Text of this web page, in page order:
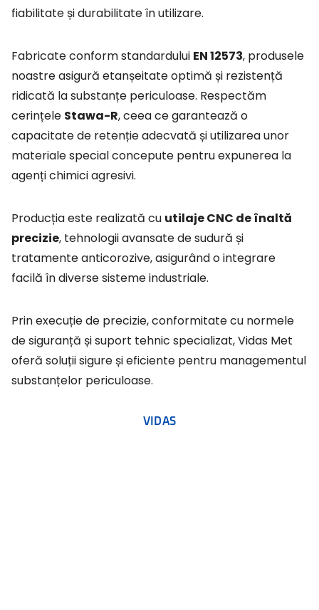
fiabilitate și durabilitate în utilizare.
Fabricate conform standardului EN 12573, produsele
noastre asigură etanșeitate optimă și rezistență
ridicată la substanțe periculoase. Respectăm
cerințele Stawa-R, ceea ce garantează o
capacitate de retenție adecvată și utilizarea unor
materiale special concepute pentru expunerea la
agenți chimici agresivi.
Producția este realizată cu utilaje CNC de înaltă
precizie, tehnologii avansate de sudură și
tratamente anticorozive, asigurând o integrare
facilă în diverse sisteme industriale.
Prin execuție de precizie, conformitate cu normele
de siguranță și suport tehnic specializat, Vidas Met
oferă soluții sigure și eficiente pentru managementul
substanțelor periculoase.
VIDAS